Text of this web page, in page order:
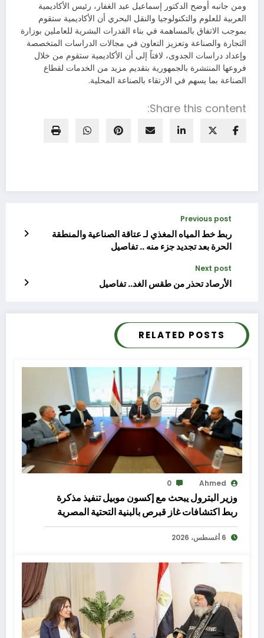
ومن جانبه أوضح الدكتور إسماعيل عبد الغفار، رئيس الأكاديمية
العربية للعلوم والتكنولوجيا والنقل البحري أن الأكاديمية ستقوم
بموجب الاتفاق بالمساهمة في بناء القدرات البشرية للعاملين بوزارة
التجارة والصناعة وتعزيز التعاون في مجالات الدراسات المتخصصة
وإعداد دراسات الجدوى، لافتاً إلى أن الأكاديمية ستقوم من خلال
فروعها المنتشرة بالجمهورية بتقديم مزيد من الخدمات لقطاع
الصناعة بما يسهم في الارتقاء بالصناعة المحلية.
Share this content:
Previous post
ربط خط المياه المغذي لـ عتاقة الصناعية والمنطقة
الحرة بعد تجديد جزء منه .. تفاصيل
Next post
الأرصاد تحذر من طقس الغد.. تفاصيل
RELATED POSTS
Ahmed
0
وزير البترول يبحث مع إكسون موبيل تنفيذ مذكرة
ربط اكتشافات غاز قبرص بالبنية التحتية المصرية
6 أغسطس، 2026